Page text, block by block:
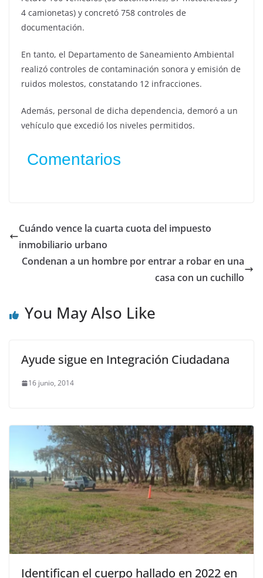
4 camionetas) y concretó 758 controles de
documentación.
En tanto, el Departamento de Saneamiento Ambiental
realizó controles de contaminación sonora y emisión de
ruidos molestos, constatando 12 infracciones.
Además, personal de dicha dependencia, demoró a un
vehículo que excedió los niveles permitidos.
Comentarios
Cuándo vence la cuarta cuota del impuesto
inmobiliario urbano
Condenan a un hombre por entrar a robar en una
casa con un cuchillo
You May Also Like
Ayude sigue en Integración Ciudadana
16 junio, 2014
Identifican el cuerpo hallado en 2022 en